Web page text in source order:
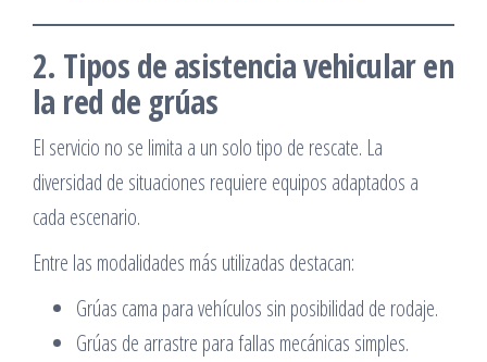
2. Tipos de asistencia vehicular en
la red de grúas
El servicio no se limita a un solo tipo de rescate. La
diversidad de situaciones requiere equipos adaptados a
cada escenario.
Entre las modalidades más utilizadas destacan:
Grúas cama para vehículos sin posibilidad de rodaje.
Grúas de arrastre para fallas mecánicas simples.